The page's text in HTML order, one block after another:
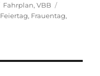
Kategorien
Fahrplan,VBB
Feiertag, Frauentag,